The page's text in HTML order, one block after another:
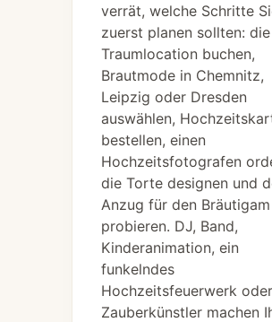
verrät, welche Schritte
zuerst planen sollten: die
Traumlocation buchen,
Brautmode in Chemnitz,
Leipzig oder Dresden
auswählen,
bestellen, einen
Hochzeitsfotografen
die Torte designen und
Anzug für den Bräutigam
probieren. DJ, Band,
Kinderanimation, ein
funkelndes
Hochzeitsfeuerwerk
Zauberkünstler machen